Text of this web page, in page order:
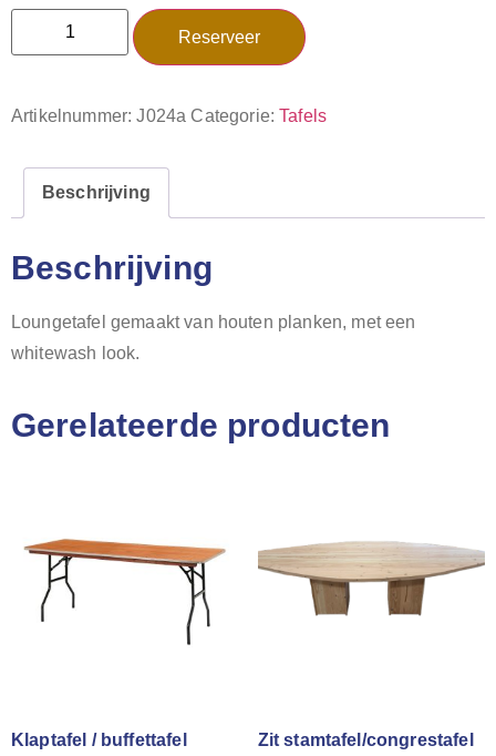
Reserveer
Artikelnummer:J024a Categorie:Tafels
Beschrijving
Beschrijving
Loungetafel gemaakt van houten planken, met een
whitewash look.
Gerelateerde producten
Klaptafel / buffettafel Zit stamtafel/congrestafel